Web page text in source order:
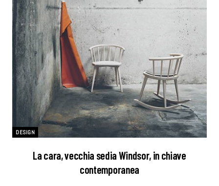
DESIGN
La cara, vecchia sedia Windsor, in chiave
contemporanea